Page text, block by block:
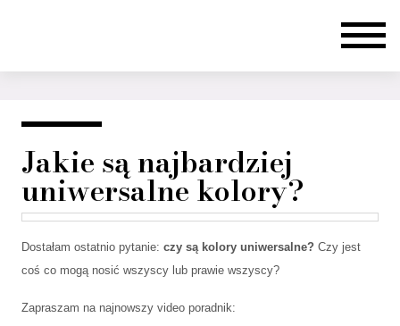
Jakie są najbardziej
uniwersalne kolory?
Dostałam ostatnio pytanie: czy są kolory uniwersalne? Czy jest
coś co mogą nosić wszyscy lub prawie wszyscy?
Zapraszam na najnowszy video poradnik: